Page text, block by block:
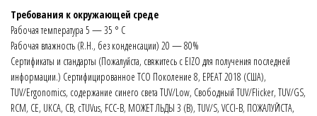
Требования к окружающей среде
Рабочая температура 5 — 35 ° C
Рабочая влажность (R.H., без конденсации) 20 — 80%
Сертификаты и стандарты (Пожалуйста, свяжитесь с EIZO для получения последней
информации.) Сертифицированное TCO Поколение 8, EPEAT 2018 (США),
TUV/Ergonomics, содержание синего света TUV/Low, Свободный TUV/Flicker, TUV/GS,
RCM, CE, UKCA, CB, cTUVus, FCC-B, МОЖЕТ ЛЬДЫ 3 (B), TUV/S, VCCI-B, ПОЖАЛУЙСТА,